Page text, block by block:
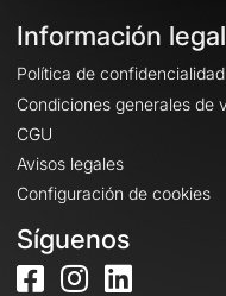
Información legal
Política de confidencialidad
Condiciones generales de
CGU
Avisos legales
Configuración de cookies
Síguenos